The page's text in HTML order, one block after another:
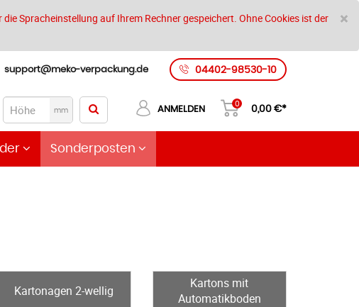
×
Spracheinstellung auf Ihrem Rechner gespeichert. Ohne Cookies ist der
support@meko-verpackung.de 04402-98530-10
mm ANMELDEN
0
0,00€*
Sonderposten
Kartonagen 2-wellig
Kartons mit
Automatikboden